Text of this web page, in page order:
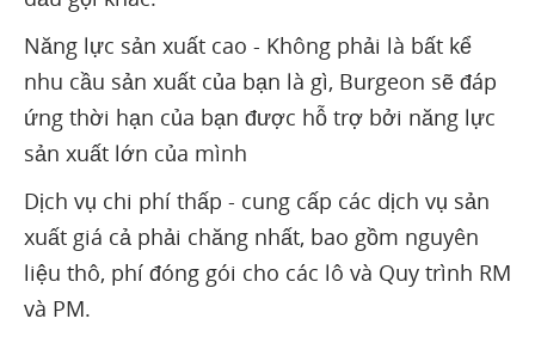
Năng lực sản xuất cao - Không phải là bất kể
nhu cầu sản xuất của bạn là gì, Burgeon sẽ đáp
ứng thời hạn của bạn được hỗ trợ bởi năng lực
sản xuất lớn của mình
Dịch vụ chi phí thấp - cung cấp các dịch vụ sản
xuất giá cả phải chăng nhất, bao gồm nguyên
liệu thô, phí đóng gói cho các lô và Quy trình RM
và PM.